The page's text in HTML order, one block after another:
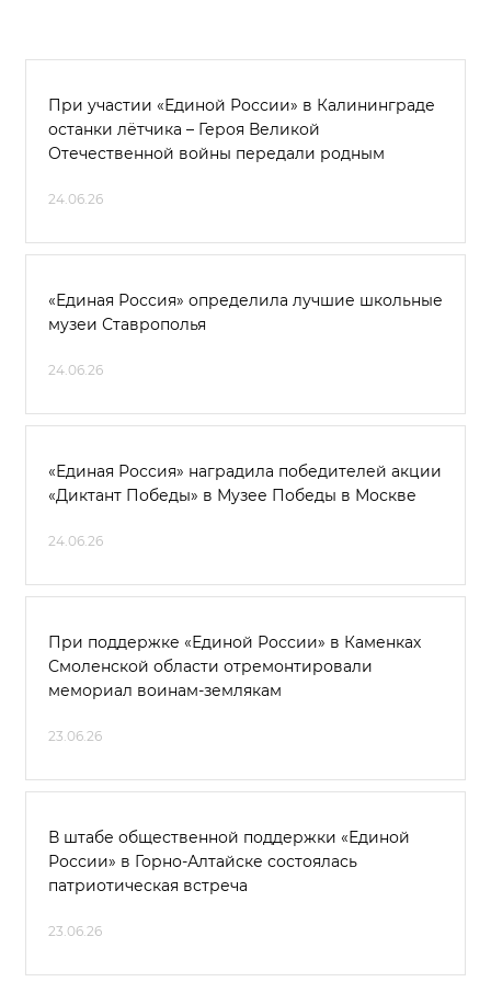
При участии «Единой России» в Калининграде
останки лётчика – Героя Великой
Отечественной войны передали родным
24.06.26
«Единая Россия» определила лучшие школьные
музеи Ставрополья
24.06.26
«Единая Россия» наградила победителей акции
«Диктант Победы» в Музее Победы в Москве
24.06.26
При поддержке «Единой России» в Каменках
Смоленской области отремонтировали
мемориал воинам-землякам
23.06.26
В штабе общественной поддержки «Единой
России» в Горно-Алтайске состоялась
патриотическая встреча
23.06.26